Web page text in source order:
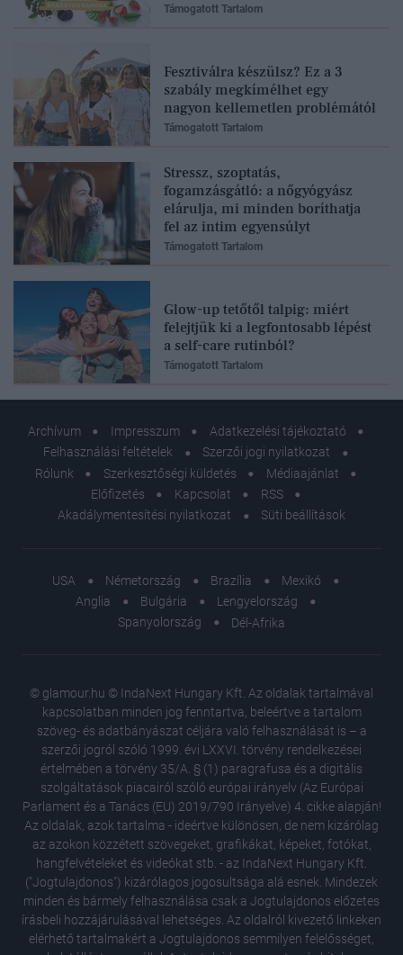
Támogatott Tartalom
Fesztiválra készülsz? Ez a 3
szabály megkímélhet egy
nagyon kellemetlen problémától
Támogatott Tartalom
Stressz, szoptatás,
fogamzásgátló: a nőgyógyász
elárulja, mi minden boríthatja
fel az intim egyensúlyt
Támogatott Tartalom
Glow-up tetőtől talpig: miért
felejtjük ki a legfontosabb lépést
a self-care rutinból?
Támogatott Tartalom
Archívum Impresszum
Adatkezelési tájékoztató
Felhasználási feltételek
Szerzői jogi nyilatkozat
Rólunk
Szerkesztőségi küldetés
Médiaajánlat
Előfizetés
Kapcsolat
RSS
Akadálymentesítési nyilatkozat
Süti beállítások
USA Németország Brazília
Mexikó
Anglia
Bulgária
Lengyelország
Spanyolország
Dél-Afrika
© glamour.hu © IndaNext Hungary Kft. Az oldalak tartalmával
kapcsolatban minden jog fenntartva, beleértve a tartalom
szöveg- és adatbányászat céljára való felhasználását is – a
szerzői jogról szóló 1999. évi LXXVI. törvény rendelkezései
értelmében a törvény 35/A. § (1) paragrafusa és a digitális
szolgáltatások piacairól szóló európai irányelv (Az Európai
Parlament és a Tanács (EU) 2019/790 Irányelve) 4. cikke alapján!
Az oldalak, azok tartalma - ideértve különösen, de nem kizárólag
az azokon közzétett szövegeket, grafikákat, képeket, fotókat,
hangfelvételeket és videókat stb. - az IndaNext Hungary Kft.
("Jogtulajdonos") kizárólagos jogosultsága alá esnek. Mindezek
minden és bármely felhasználása csak a Jogtulajdonos előzetes
írásbeli hozzájárulásával lehetséges. Az oldalról kivezető linkeken
elérhető tartalmakért a Jogtulajdonos semmilyen felelősséget,